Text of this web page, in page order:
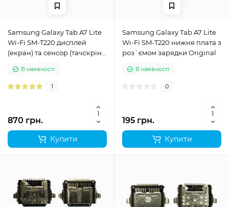
Samsung Galaxy Tab A7 Lite
Wi-Fi SM-T220 дисплей
(екран) та сенсор (тачскрін)
В наявності
1
870 грн.
Купити
Samsung Galaxy Tab A7 Lite
Wi-Fi SM-T220 нижня плата з
роз`ємом зарядки Original
В наявності
0
195 грн.
Купити